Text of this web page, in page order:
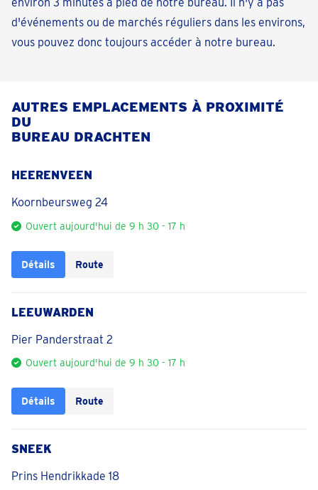
d'événements ou de marchés réguliers dans les environs,
vous pouvez donc toujours accéder à notre bureau.
AUTRES EMPLACEMENTS À PROXIMITÉ
DU
BUREAU DRACHTEN
HEERENVEEN
Koornbeursweg 24
Ouvert aujourd'hui de 9 h 30 - 17 h
Détails Route
LEEUWARDEN
Pier Panderstraat 2
Ouvert aujourd'hui de 9 h 30 - 17 h
Détails Route
SNEEK
Prins Hendrikkade 18